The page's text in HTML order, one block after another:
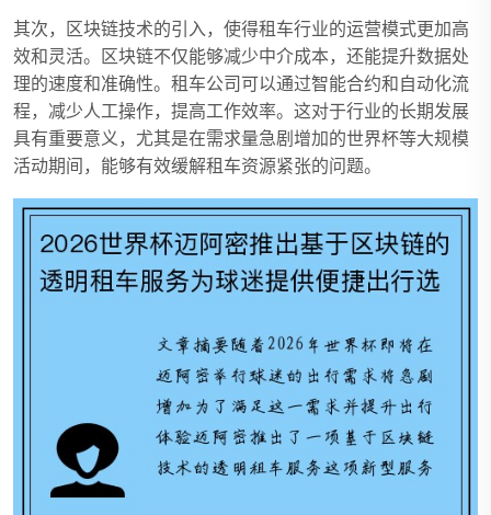
其次，区块链技术的引入，使得租车行业的运营模式更加高
效和灵活。区块链不仅能够减少中介成本，还能提升数据处
理的速度和准确性。租车公司可以通过智能合约和自动化流
程，减少人工操作，提高工作效率。这对于行业的长期发展
具有重要意义，尤其是在需求量急剧增加的世界杯等大规模
活动期间，能够有效缓解租车资源紧张的问题。